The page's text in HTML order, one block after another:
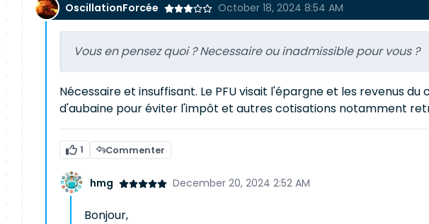
OscillationForcée October 18, 2024 8:54 AM
Vous en pensez quoi ? Necessaire ou inadmissible pour vous ?
Nécessaire et insuffisant. Le PFU visait l'épargne et les revenus
d'aubaine pour éviter l'impôt et autres cotisations notamment
1 Commenter
hmg December 20, 2024 2:52 AM
Bonjour,